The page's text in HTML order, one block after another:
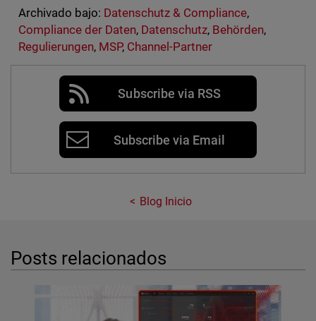
Archivado bajo: Datenschutz & Compliance,
Compliance der Daten, Datenschutz, Behörden,
Regulierungen, MSP, Channel-Partner
Subscribe via RSS
Subscribe via Email
Blog Inicio
Posts relacionados